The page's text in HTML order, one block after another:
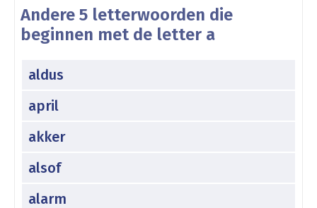
Andere 5 letterwoorden die
beginnen met de letter a
aldus
april
akker
alsof
alarm